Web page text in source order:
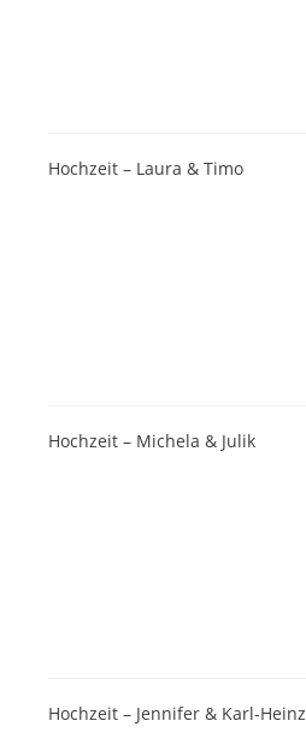
Hochzeit – Laura & Timo
Hochzeit – Michela & Julik
Hochzeit – Jennifer & Karl-Heinz